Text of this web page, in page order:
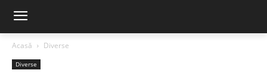
Acasă Diverse
Diverse